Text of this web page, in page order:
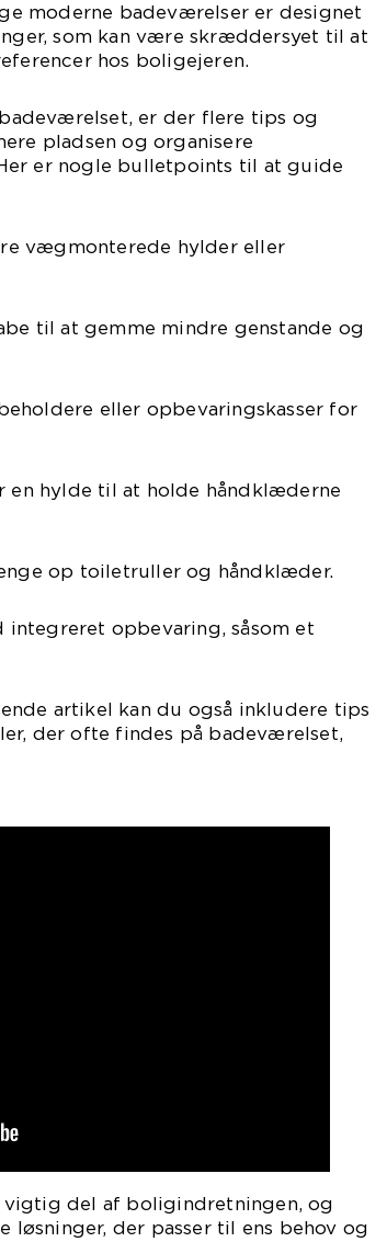
moderne badeværelser er designet
som kan være skræddersyet til at
hos boligejeren.
er der flere tips og
pladsen og organisere
er nogle bulletpoints til at guide
vægmonterede hylder eller
til at gemme mindre genstande og
eller opbevaringskasser for
en hylde til at holde håndklæderne
op toiletruller og håndklæder.
integreret opbevaring, såsom et
artikel kan du også inkludere tips
der ofte findes på badeværelset,
del af boligindretningen, og
der passer til ens behov og